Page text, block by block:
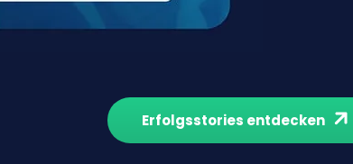
Erfolgsstories entdecken